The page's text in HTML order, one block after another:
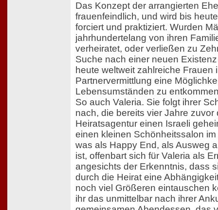
Das Konzept der arrangierten
frauenfeindlich, und wird bis
forciert und praktiziert. Wurden
jahrhundertelang von ihren
verheiratet, oder verließen zu
Suche nach einer neuen
heute weltweit zahlreiche Frauen
Partnervermittlung eine
Lebensumständen zu
So auch Valeria. Sie folgt ihrer
nach, die bereits vier Jahre zuvor
Heiratsagentur einen Israeli
einen kleinen Schönheitssalon
was als Happy End, als Ausweg
ist, offenbart sich für Valeria als
angesichts der Erkenntnis, dass
durch die Heirat eine
noch viel Größeren eintauschen
ihr das unmittelbar nach ihrer